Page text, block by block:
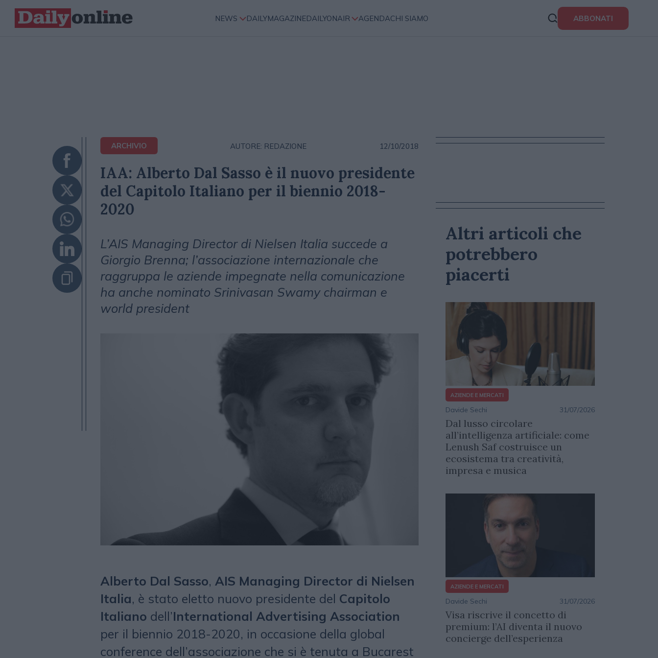
NEWS DAILYMAGAZINEDAILYONAIR AGENDACHI SIAMO ABBONATI
ARCHIVIO AUTORE: REDAZIONE 12/10/2018
IAA: Alberto Dal Sasso è il nuovo presidente
del Capitolo Italiano per il biennio 2018-
2020
L’AIS Managing Director di Nielsen Italia succede a
Giorgio Brenna; l’associazione internazionale che
raggruppa le aziende impegnate nella comunicazione
ha anche nominato Srinivasan Swamy chairman e
world president
Alberto Dal Sasso, AIS Managing Director di Nielsen
Italia, è stato eletto nuovo presidente del Capitolo
Italiano dell’International Advertising Association
per il biennio 2018-2020, in occasione della global
conference dell’associazione che si è tenuta a Bucarest
Altri articoli che
potrebbero
piacerti
AZIENDE E MERCATI
Davide Sechi 31/07/2026
Dal lusso circolare
all’intelligenza artificiale: come
Lenush Saf costruisce un
ecosistema tra creatività,
impresa e musica
AZIENDE E MERCATI
Davide Sechi 31/07/2026
Visa riscrive il concetto di
premium: l’AI diventa il nuovo
concierge dell’esperienza